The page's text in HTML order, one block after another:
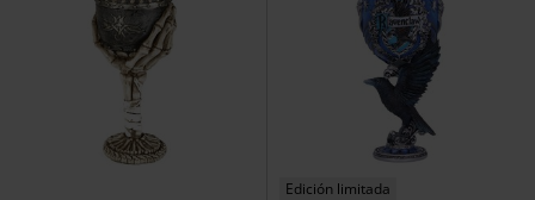
Edición limitada